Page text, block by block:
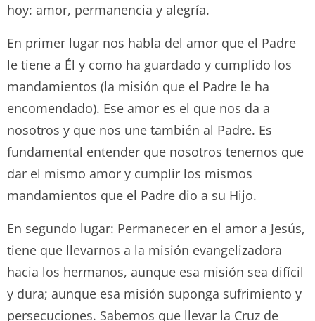
hoy: amor, permanencia y alegría.
En primer lugar nos habla del amor que el Padre
le tiene a Él y como ha guardado y cumplido los
mandamientos (la misión que el Padre le ha
encomendado). Ese amor es el que nos da a
nosotros y que nos une también al Padre. Es
fundamental entender que nosotros tenemos que
dar el mismo amor y cumplir los mismos
mandamientos que el Padre dio a su Hijo.
En segundo lugar: Permanecer en el amor a Jesús,
tiene que llevarnos a la misión evangelizadora
hacia los hermanos, aunque esa misión sea difícil
y dura; aunque esa misión suponga sufrimiento y
persecuciones. Sabemos que llevar la Cruz de